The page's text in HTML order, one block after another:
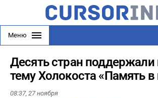
Меню
Десять стран поддержали
тему Холокоста «Память в
08:37, 27 ноября